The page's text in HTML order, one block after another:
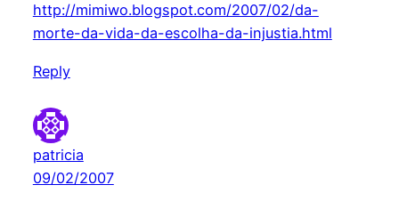
http://mimiwo.blogspot.com/2007/02/da-
morte-da-vida-da-escolha-da-injustia.html
Reply
patricia
09/02/2007